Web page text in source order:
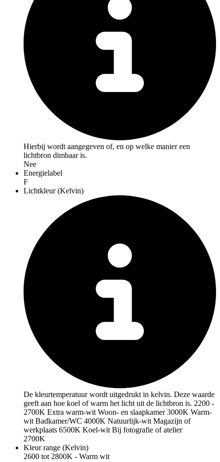
Hierbij wordt aangegeven of, en op welke manier een
lichtbron dimbaar is.
Nee
Energielabel
F
Lichtkleur (Kelvin)
De kleurtemperatuur wordt uitgedrukt in kelvin. Deze waarde
geeft aan hoe koel of warm het licht uit de lichtbron is. 2200 -
2700K Extra warm-wit Woon- en slaapkamer 3000K Warm-
wit Badkamer/WC 4000K Natuurlijk-wit Magazijn of
werkplaats 6500K Koel-wit Bij fotografie of atelier
2700K
Kleur range (Kelvin)
2600 tot 2800K - Warm wit